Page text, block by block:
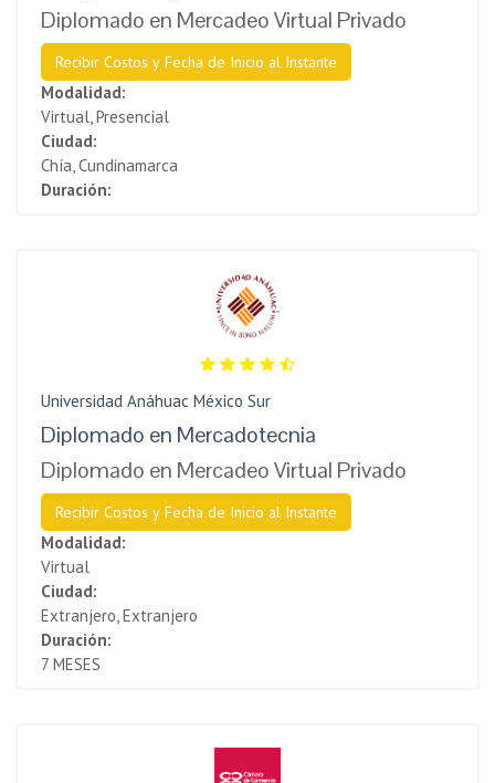
Diplomado en Mercadeo Virtual Privado
Recibir Costos y Fecha de Inicio al Instante
Modalidad:
Virtual, Presencial
Ciudad:
Chía, Cundinamarca
Duración:
Universidad Anáhuac México Sur
Diplomado en Mercadotecnia
Diplomado en Mercadeo Virtual Privado
Recibir Costos y Fecha de Inicio al Instante
Modalidad:
Virtual
Ciudad:
Extranjero, Extranjero
Duración:
7 MESES